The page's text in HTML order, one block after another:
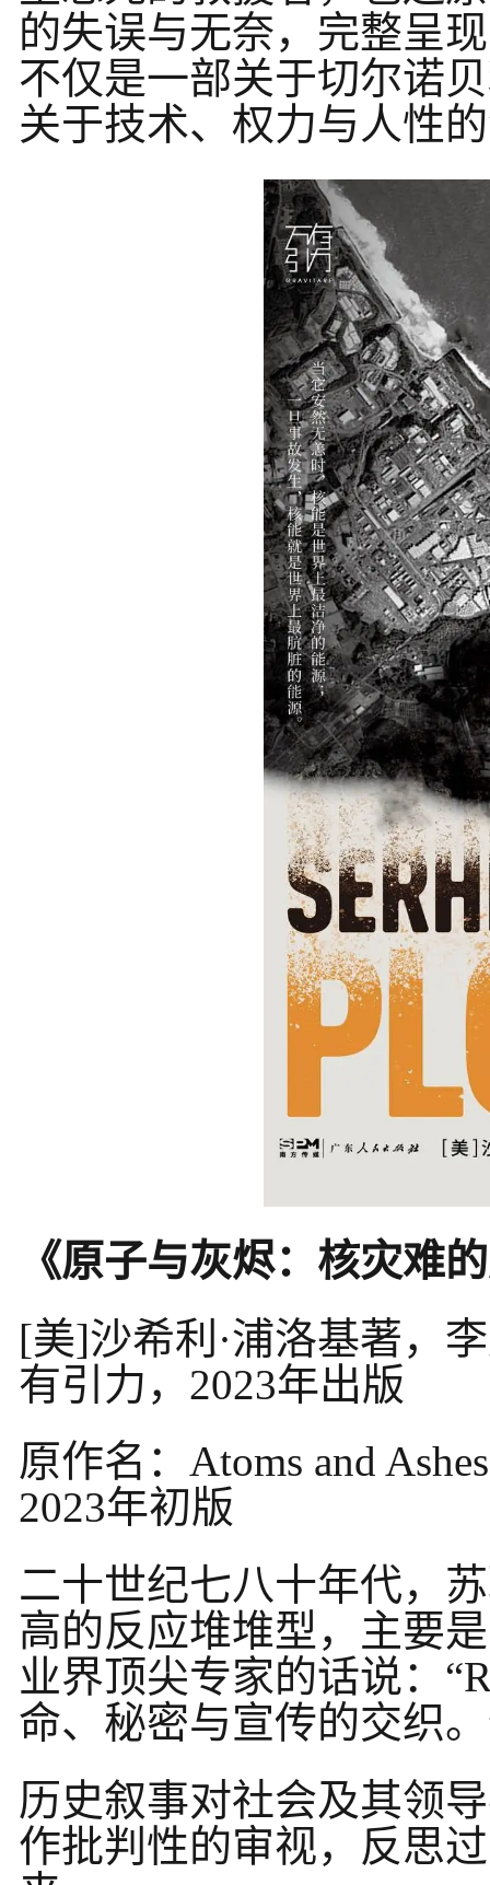
的失误与无奈，完整呈
不仅是一部关于切尔诺
关于技术、权力与人性
《原子与灰烬：核灾难
[美]沙希利·浦洛基著，
有引力，2023年出版
原作名：Atoms and
2023年初版
二十世纪七八十年代，
高的反应堆堆型，主要
业界顶尖专家的话说：
命、秘密与宣传的交织
历史叙事对社会及其领
作批判性的审视，反思